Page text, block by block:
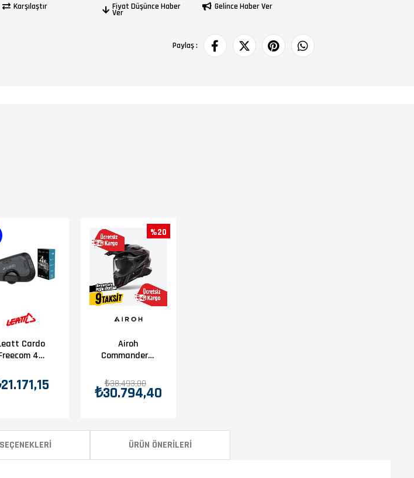
Karşılaştır Fiyat Düşünce Haber
Ver
Gelince Haber Ver
Paylaş :
Cardo
4X
Airoh
Commander 2
Stylısh
Motosiklet
₺30.794,40
₺38.493,00
%20
ÜRÜN ÖNERILERI